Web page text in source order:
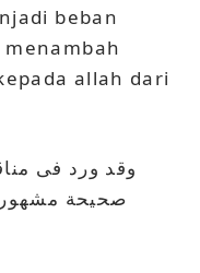
beban
allah dari
وقد ورد فى
صحيحة